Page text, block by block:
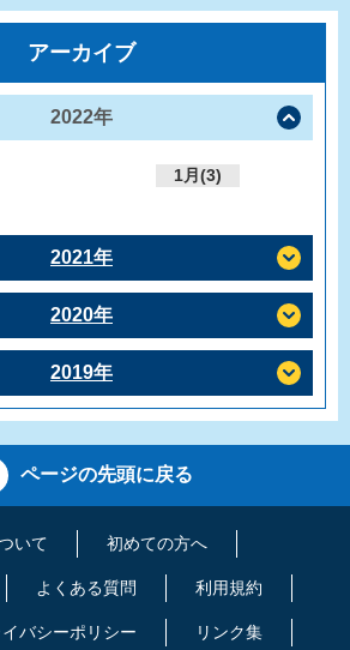
アーカイブ
2022年
1月(3)
2021年
2020年
2019年
ページの先頭に戻る
いて 初めての方へ
よくある質問 利用規約
バシーポリシー リンク集